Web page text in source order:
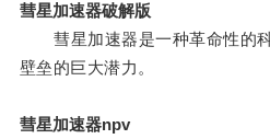
彗星加速器破解版
彗星加速器是一种革命性的
壁垒的巨大潜力。
彗星加速器npv